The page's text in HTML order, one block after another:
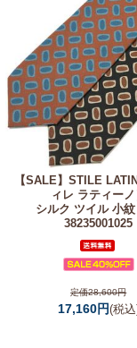
【SALE】STILE
ィレ ラティーノ
シルク ツイル 小
38235001025
定価28,600円
17,160円(税